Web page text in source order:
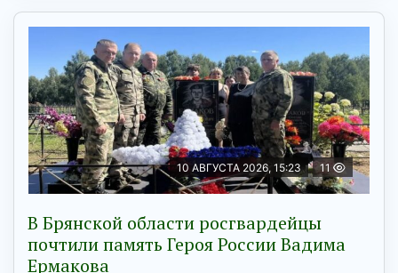
10 АВГУСТА 2026, 15:23 11
В Брянской области росгвардейцы
почтили память Героя России Вадима
Ермакова